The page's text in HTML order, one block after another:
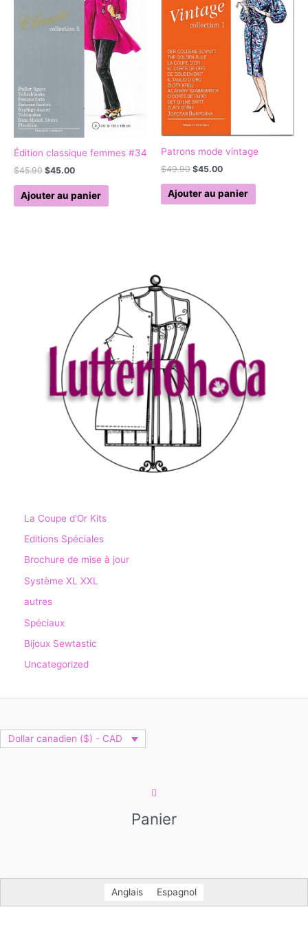
Édition classique femmes #34
$45.90 $45.00
Ajouter au panier
Patrons mode vintage
$49.90 $45.00
Ajouter au panier
La Coupe d'Or Kits
Editions Spéciales
Brochure de mise à jour
Système XL XXL
autres
Spéciaux
Bijoux Sewtastic
Uncategorized
Dollar canadien ($) - CAD
Panier
Anglais Espagnol